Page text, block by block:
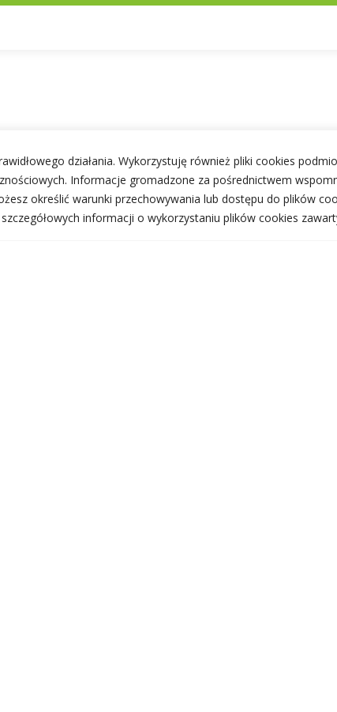
działania. Wykorzystuję również pliki cookies
Informacje gromadzone za pośrednictwem
określić warunki przechowywania lub dostępu do plików
informacji o wykorzystaniu plików cookies